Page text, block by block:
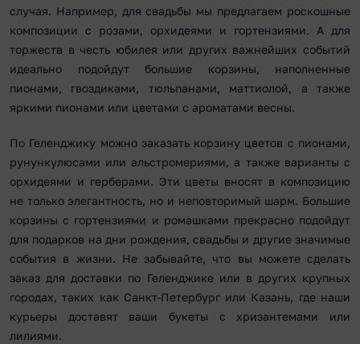
случая. Например, для свадьбы мы предлагаем роскошные
композиции с розами, орхидеями и гортензиями. А для
торжеств в честь юбилея или других важнейших событий
идеально подойдут большие корзины, наполненные
пионами, гвоздиками, тюльпанами, маттиолой, а также
яркими пионами или цветами с ароматами весны.
По Геленджику можно заказать корзину цветов с пионами,
рунункулюсами или альстромериями, а также варианты с
орхидеями и герберами. Эти цветы вносят в композицию
не только элегантность, но и неповторимый шарм. Большие
корзины с гортензиями и ромашками прекрасно подойдут
для подарков на дни рождения, свадьбы и другие значимые
события в жизни. Не забывайте, что вы можете сделать
заказ для доставки по Геленджике или в других крупных
городах, таких как Санкт-Петербург или Казань, где наши
курьеры доставят ваши букеты с хризантемами или
лилиями.